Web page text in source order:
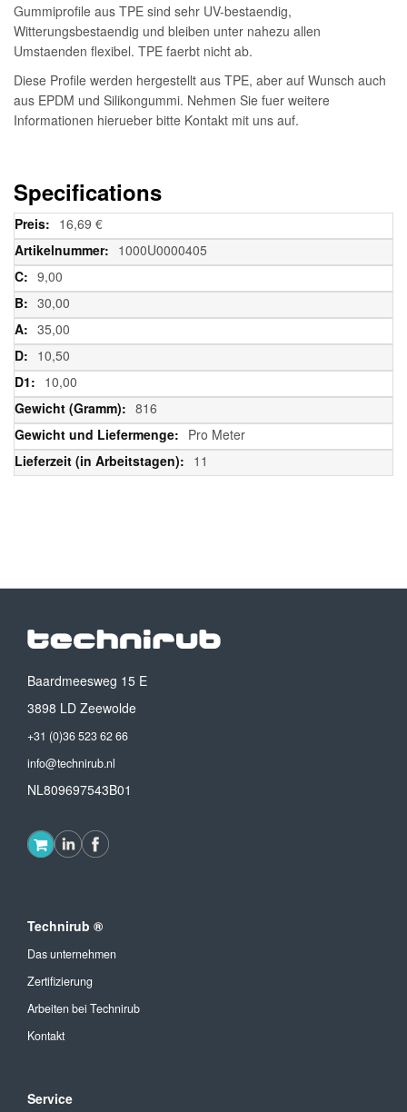
Gummiprofile aus TPE sind sehr UV-bestaendig,
Witterungsbestaendig und bleiben unter nahezu allen
Umstaenden flexibel. TPE faerbt nicht ab.
Diese Profile werden hergestellt aus TPE, aber auf Wunsch auch
aus EPDM und Silikongummi. Nehmen Sie fuer weitere
Informationen hierueber bitte Kontakt mit uns auf.
Specifications
Weitere
Informationen
16,69 €
1000U0000405
9,00
30,00
35,00
10,50
10,00
816
Pro Meter
11
Baardmeesweg 15 E
3898 LD Zeewolde
+31 (0)36 523 62 66
info@technirub.nl
NL809697543B01
Technirub ®
Das unternehmen
Zertifizierung
Arbeiten bei Technirub
Kontakt
Service